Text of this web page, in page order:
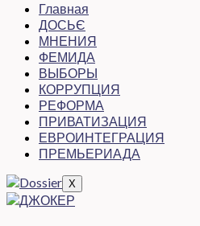
Главная
ДОСЬЄ
МНЕНИЯ
ФЕМИДА
ВЫБОРЫ
КОРРУПЦИЯ
РЕФОРМА
ПРИВАТИЗАЦИЯ
ЕВРОИНТЕГРАЦИЯ
ПРЕМЬЕРИАДА
X